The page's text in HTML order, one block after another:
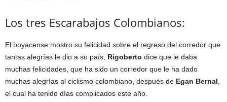
Los tres Escarabajos Colombianos:
El boyacense mostro su felicidad sobre el regreso del corredor que
tantas alegrías le dio a su país, Rigoberto dice que le daba
muchas felicidades, que ha sido un corredor que le ha dado
muchas alegrías al ciclismo colombiano, después de Egan Bernal,
el cual ha tenido días complicados este año.